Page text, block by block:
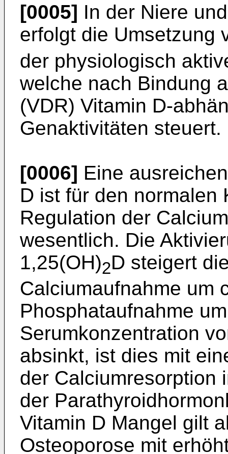
[0005] In der Niere
erfolgt die Umsetzung
der physiologisch
welche nach Bindung
(VDR) Vitamin D-
Genaktivitäten steuert.
[0006] Eine
D ist für den normalen
Regulation der
wesentlich. Die
1,25(OH)2D steigert
Calciumaufnahme um
Phosphataufnahme
Serumkonzentration
absinkt, ist dies mit
der Calciumresorption
der
Vitamin D Mangel gilt
Osteoporose mit